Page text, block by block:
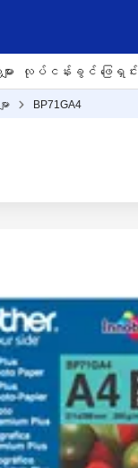
း လုပ်ငန်းခွင် ဖြေရှင်းန
ာ BP71GA4